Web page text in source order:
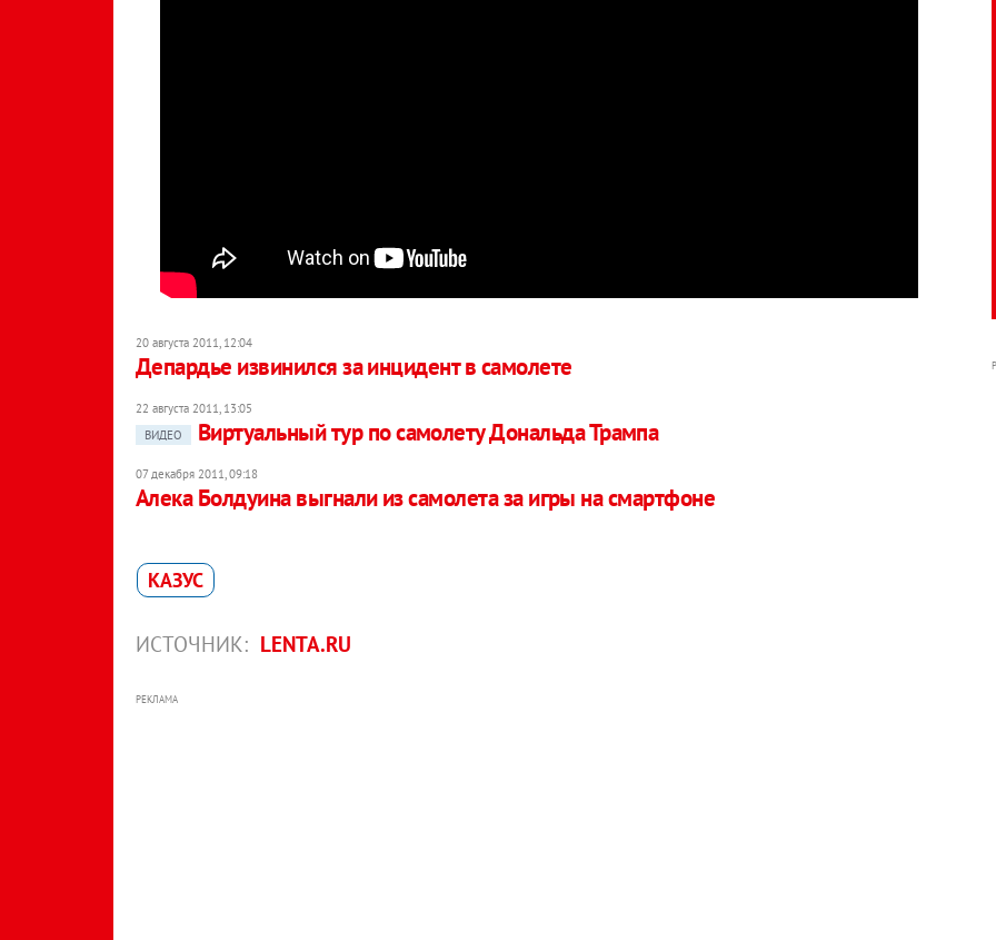
20 августа 2011, 12:04
Депардье извинился за инцидент в самолете
22 августа 2011, 13:05
ВИДЕО
Виртуальный тур по самолету Дональда Трампа
07 декабря 2011, 09:18
Алека Болдуина выгнали из самолета за игры на смартфоне
КАЗУС
ИСТОЧНИК: LENTA.RU
РЕКЛАМА